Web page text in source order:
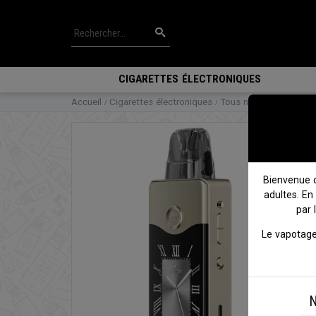
CIGARETTES ÉLECTRONIQUES
Accueil Cigarettes électroniques Tous nos packs
Bienvenue
adultes.
par
Le